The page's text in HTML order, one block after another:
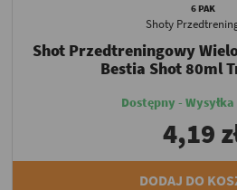
6 PAK
Shoty
Shot Przedtreningowy
Bestia Shot 80ml
Dostępny -
4,19
DODAJ DO